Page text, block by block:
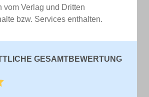
vom Verlag und Dritten
bzw. Services enthalten.
GESAMTBEWERTUNG